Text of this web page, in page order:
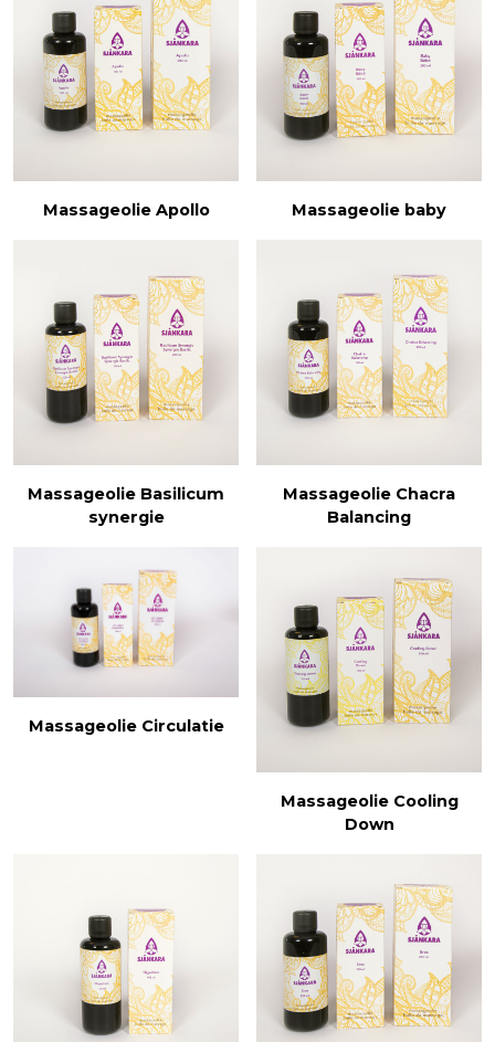
Massageolie Apollo Massageolie baby
Massageolie Basilicum
synergie
Massageolie Chacra
Balancing
Massageolie Circulatie
Massageolie Cooling
Down